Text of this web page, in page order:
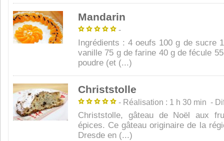
Mandarin
-
Ingrédients : 4 oeufs 100 g de sucre
vanille 75 g de farine 40 g de fécule
poudre (et (...)
Christstolle
- Réalisation : 1 h 30 min -
Christstolle, gâteau de Noël aux
épices. Ce gâteau originaire de la
Dresde en (...)